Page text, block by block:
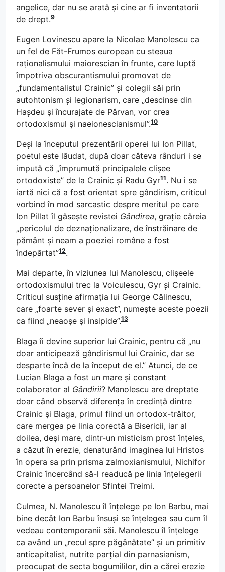
angelice, dar nu se arată și cine ar fi inventatorii
de drept.9
Eugen Lovinescu apare la Nicolae Manolescu ca
un fel de Făt-Frumos european cu steaua
raționalismului maiorescian în frunte, care luptă
împotriva obscurantismului promovat de
„fundamentalistul Crainic” și colegii săi prin
autohtonism și legionarism, care „descinse din
Hașdeu și încurajate de Pârvan, vor crea
ortodoxismul și naeionescianismul”.10
Deși la începutul prezentării operei lui Ion Pillat,
poetul este lăudat, după doar câteva rânduri i se
impută că „împrumută principalele clișee
ortodoxiste” de la Crainic și Radu Gyr11. Nu i se
iartă nici că a fost orientat spre gândirism, criticul
vorbind în mod sarcastic despre meritul pe care
Ion Pillat îl găsește revistei Gândirea, grație căreia
„pericolul de deznaționalizare, de înstrăinare de
pământ și neam a poeziei române a fost
îndepărtat”12.
Mai departe, în viziunea lui Manolescu, clișeele
ortodoxismului trec la Voiculescu, Gyr și Crainic.
Criticul susține afirmația lui George Călinescu,
care „foarte sever și exact”, numește aceste poezii
ca fiind „neaoșe și insipide”.13
Blaga îi devine superior lui Crainic, pentru că „nu
doar anticipează gândirismul lui Crainic, dar se
desparte încă de la început de el.” Atunci, de ce
Lucian Blaga a fost un mare și constant
colaborator al Gândirii? Manolescu are dreptate
doar când observă diferența în credință dintre
Crainic și Blaga, primul fiind un ortodox-trăitor,
care mergea pe linia corectă a Bisericii, iar al
doilea, deși mare, dintr-un misticism prost înțeles,
a căzut în erezie, denaturând imaginea lui Hristos
în opera sa prin prisma zalmoxianismului, Nichifor
Crainic încercând să-l readucă pe linia înțelegerii
corecte a persoanelor Sfintei Treimi.
Culmea, N. Manolescu îl înțelege pe Ion Barbu, mai
bine decât Ion Barbu însuși se înțelegea sau cum îl
vedeau contemporanii săi. Manolescu îl înțelege
ca având un „recul spre păgânătate” și un primitiv
anticapitalist, nutrite parțial din parnasianism,
preocupat de secta bogumililor, din a cărei erezie